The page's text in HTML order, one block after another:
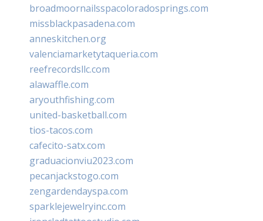
broadmoornailsspacoloradosprings.com
missblackpasadena.com
anneskitchen.org
valenciamarketytaqueria.com
reefrecordsllc.com
alawaffle.com
aryouthfishing.com
united-basketball.com
tios-tacos.com
cafecito-satx.com
graduacionviu2023.com
pecanjackstogo.com
zengardendayspa.com
sparklejewelryinc.com